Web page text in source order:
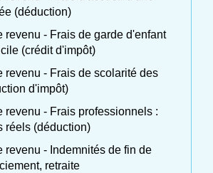
(déduction)
revenu - Frais de garde d'enfant
(crédit d'impôt)
revenu - Frais de scolarité des
d'impôt)
revenu - Frais professionnels :
réels (déduction)
revenu - Indemnités de fin de
retraite